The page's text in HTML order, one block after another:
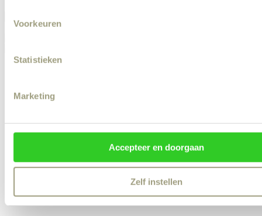
Voorkeuren
Statistieken
Marketing
Accepteer en doorgaan
Zelf instellen
Werken bij
Algemene voorwaarden
Disclaimer
Privacy & Cookies